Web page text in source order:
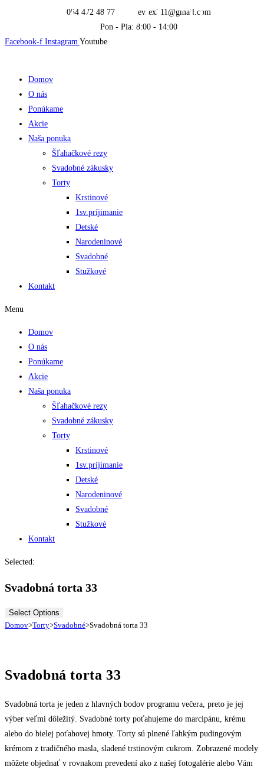
content
054 472 48 77
evrex311@gmail.com
Pon - Pia: 8:00 - 14:00
Facebook-f Instagram Youtube
Domov
O nás
Ponúkame
Akcie
Naša ponuka
Šľahačkové rezy
Svadobné zákusky
Torty
Krstinové
1sv.príjimanie
Detské
Narodeninové
Svadobné
Stužkové
Kontakt
Menu
Domov
O nás
Ponúkame
Akcie
Naša ponuka
Šľahačkové rezy
Svadobné zákusky
Torty
Krstinové
1sv.príjimanie
Detské
Narodeninové
Svadobné
Stužkové
Kontakt
Selected:
Svadobná torta 33
Select Options
Domov>Torty>Svadobné>Svadobná torta 33
Svadobná torta 33
Svadobná torta je jeden z hlavných bodov programu večera, preto je jej
výber veľmi dôležitý. Svadobné torty poťahujeme do marcipánu, krému
alebo do bielej poťahovej hmoty. Torty sú plnené ľahkým pudingovým
krémom z tradičného masla, sladené trstinovým cukrom. Zobrazené modely
môžete objednať v rovnakom prevedení ako z našej fotogalérie alebo Vám